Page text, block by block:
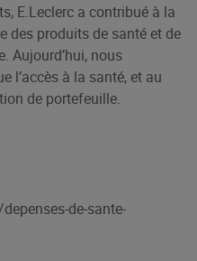
E.Leclerc a contribué à la
des produits de santé et de
Aujourd’hui, nous
l’accès à la santé, et au
de portefeuille.
de-sante-